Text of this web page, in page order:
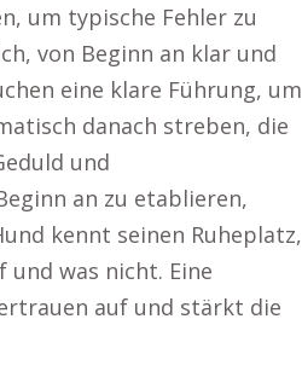
um typische Fehler zu
von Beginn an klar und
eine klare Führung, um
danach streben, die
und
an zu etablieren,
kennt seinen Ruheplatz,
was nicht. Eine
auf und stärkt die